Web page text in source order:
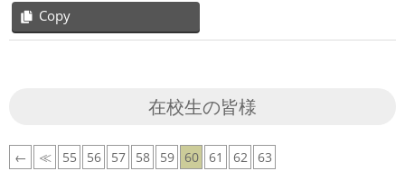
Copy
在校生の皆様
← ≪ 55 56 57 58 59 60 61 62 63